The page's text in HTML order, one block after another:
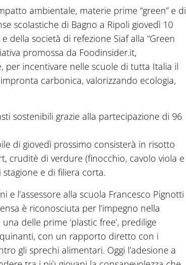
ambientale, materie prime “green” e di
scolastiche di Bagno a Ripoli giovedì 10
della società di refezione Siaf alla “Green
promossa da Foodinsider.it,
per incentivare nelle scuole di tutta Italia il
carbonica, valorizzando ecologia,
sostenibili grazie alla partecipazione di 96
di giovedì prossimo consisterà in risotto
cruditè di verdure (finocchio, cavolo viola e
e di filiera corta.
e l’assessore alla scuola Francesco Pignotti
è riconosciuta per l’impegno nella
delle prime ‘plastic free’, predilige
con un rapporto diretto con i
gli sprechi alimentari. Oggi l’adesione a